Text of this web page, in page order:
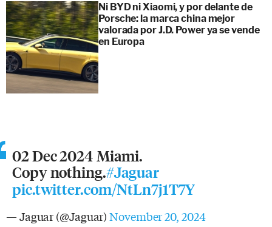
Ni BYD ni Xiaomi, y por delante de
Porsche: la marca china mejor
valorada por J.D. Power ya se vende
en Europa
02 Dec 2024 Miami.
Copy nothing.#Jaguar
pic.twitter.com/NtLn7j1T7Y
— Jaguar (@Jaguar)November 20, 2024